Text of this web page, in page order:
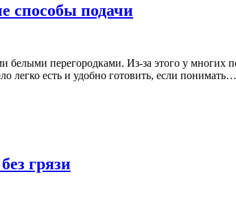
способы подачи
перегородками. Из-за этого у многих
легко есть и удобно готовить, если понимать…
грязи